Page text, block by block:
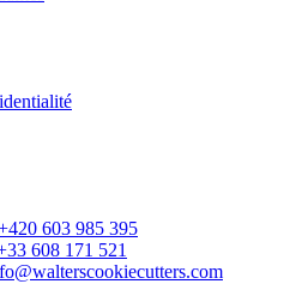
603 985 395
608 171 521